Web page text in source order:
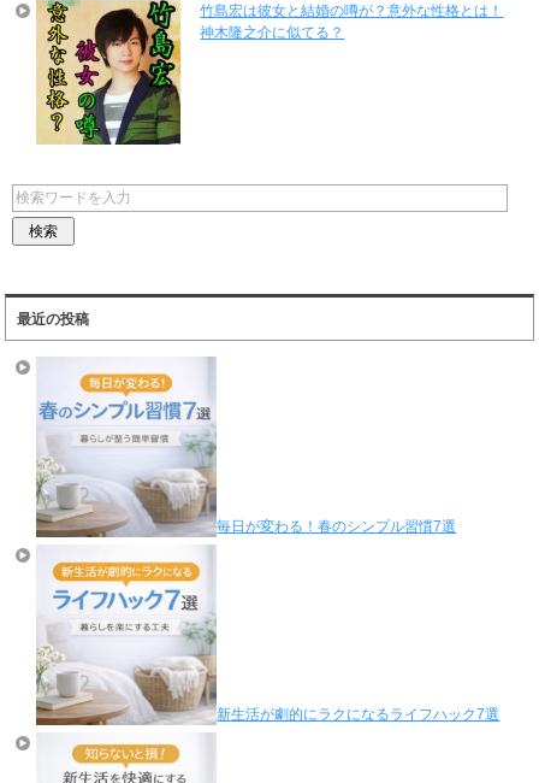
竹島宏は彼女と結婚の噂が？意外な性格とは！
神木隆之介に似てる？
最近の投稿
毎日が変わる！春のシンプル習慣7選
新生活が劇的にラクになるライフハック7選